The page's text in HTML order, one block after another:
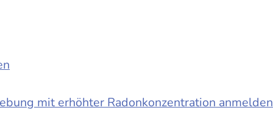
mit erhöhter Radonkonzentration anmelden